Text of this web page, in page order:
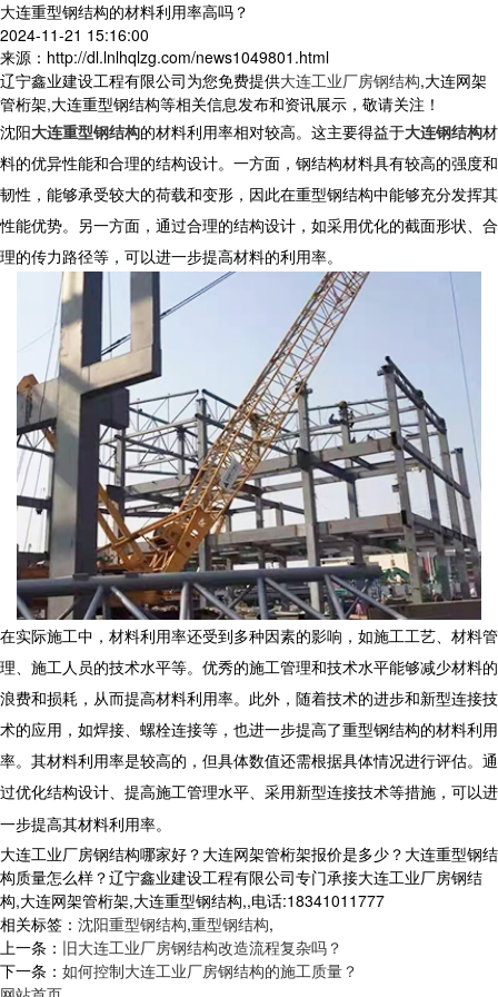
大连重型钢结构的材料利用率高吗？
2024-11-21 15:16:00
来源：http://dl.lnlhqlzg.com/news1049801.html
辽宁鑫业建设工程有限公司为您免费提供大连工业厂房钢结构,大连网架
管桁架,大连重型钢结构等相关信息发布和资讯展示，敬请关注！
沈阳大连重型钢结构的材料利用率相对较高。这主要得益于大连钢结构材
料的优异性能和合理的结构设计。一方面，钢结构材料具有较高的强度和
韧性，能够承受较大的荷载和变形，因此在重型钢结构中能够充分发挥其
性能优势。另一方面，通过合理的结构设计，如采用优化的截面形状、合
理的传力路径等，可以进一步提高材料的利用率。
在实际施工中，材料利用率还受到多种因素的影响，如施工工艺、材料管
理、施工人员的技术水平等。优秀的施工管理和技术水平能够减少材料的
浪费和损耗，从而提高材料利用率。此外，随着技术的进步和新型连接技
术的应用，如焊接、螺栓连接等，也进一步提高了重型钢结构的材料利用
率。其材料利用率是较高的，但具体数值还需根据具体情况进行评估。通
过优化结构设计、提高施工管理水平、采用新型连接技术等措施，可以进
一步提高其材料利用率。
大连工业厂房钢结构哪家好？大连网架管桁架报价是多少？大连重型钢结
构质量怎么样？辽宁鑫业建设工程有限公司专门承接大连工业厂房钢结
构,大连网架管桁架,大连重型钢结构,,电话:18341011777
相关标签： 沈阳重型钢结构,重型钢结构,
上一条： 旧大连工业厂房钢结构改造流程复杂吗？
下一条： 如何控制大连工业厂房钢结构的施工质量？